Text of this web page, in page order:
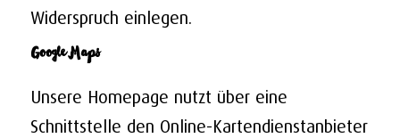
Widerspruch einlegen.
Google Maps
Unsere Homepage nutzt über eine
Schnittstelle den Online-Kartendienstanbieter